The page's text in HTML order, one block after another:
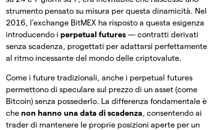
strumento pensato su misura per questa dinamicità. Nel
2016, l’exchange BitMEX ha risposto a questa esigenza
introducendo i perpetual futures — contratti derivati
senza scadenza, progettati per adattarsi perfettamente
al ritmo incessante del mondo delle criptovalute.
Come i future tradizionali, anche i perpetual futures
permettono di speculare sul prezzo di un asset (come
Bitcoin) senza possederlo. La differenza fondamentale è
che non hanno una data di scadenza, consentendo ai
trader di mantenere le proprie posizioni aperte per un